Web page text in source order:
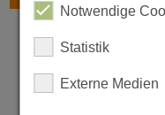
Notwendige
Statistik
Externe Medien